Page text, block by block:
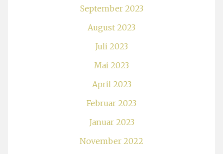
September 2023
August 2023
Juli 2023
Mai 2023
April 2023
Februar 2023
Januar 2023
November 2022